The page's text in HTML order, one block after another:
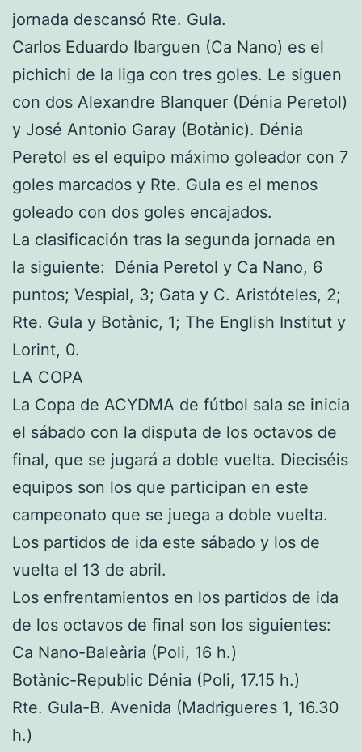
jornada descansó Rte. Gula.
Carlos Eduardo Ibarguen (Ca Nano) es el
pichichi de la liga con tres goles. Le siguen
con dos Alexandre Blanquer (Dénia Peretol)
y José Antonio Garay (Botànic). Dénia
Peretol es el equipo máximo goleador con 7
goles marcados y Rte. Gula es el menos
goleado con dos goles encajados.
La clasificación tras la segunda jornada en
la siguiente: Dénia Peretol y Ca Nano, 6
puntos; Vespial, 3; Gata y C. Aristóteles, 2;
Rte. Gula y Botànic, 1; The English Institut y
Lorint, 0.
LA COPA
La Copa de ACYDMA de fútbol sala se inicia
el sábado con la disputa de los octavos de
final, que se jugará a doble vuelta. Dieciséis
equipos son los que participan en este
campeonato que se juega a doble vuelta.
Los partidos de ida este sábado y los de
vuelta el 13 de abril.
Los enfrentamientos en los partidos de ida
de los octavos de final son los siguientes:
Ca Nano-Baleària (Poli, 16 h.)
Botànic-Republic Dénia (Poli, 17.15 h.)
Rte. Gula-B. Avenida (Madrigueres 1, 16.30
h.)